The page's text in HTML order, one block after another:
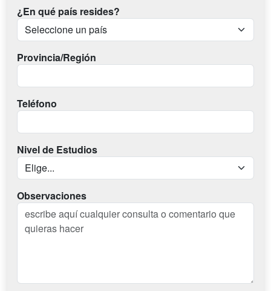
¿En qué país resides?
Provincia/Región
Teléfono
Nivel de Estudios
Observaciones